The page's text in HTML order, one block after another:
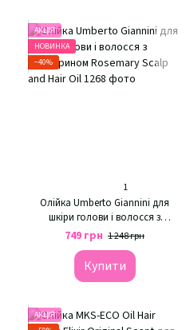
АКЦІЯ
НОВИНКА
−40%
1
Олійка Umberto Giannini для
шкіри голови і волосся з
розмарином Rosemary Scalp and
Hair Oil
749 грн 1 248 грн
Купити
АКЦІЯ